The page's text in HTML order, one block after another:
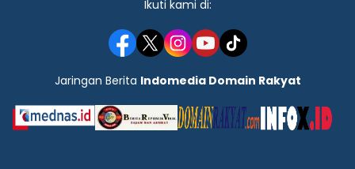
Ikuti kami di:
Jaringan Berita Indomedia Domain Rakyat